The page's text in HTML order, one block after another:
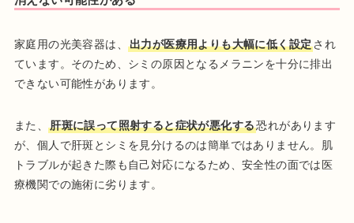
家庭用の光美容器は、 出力が医療用よりも大幅に低く設定され
ています。そのため、シミの原因となるメラニンを十分に排出
できない可能性があります。
また、肝斑に誤って照射すると症状が悪化する恐れがあります
が、個人で肝斑とシミを見分けるのは簡単ではありません。肌
トラブルが起きた際も自己対応になるため、安全性の面では医
療機関での施術に劣ります。